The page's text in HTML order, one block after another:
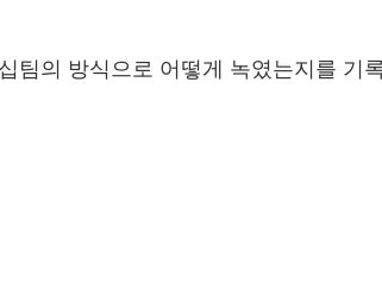
팀의 방식으로 어떻게 녹였는지를 기